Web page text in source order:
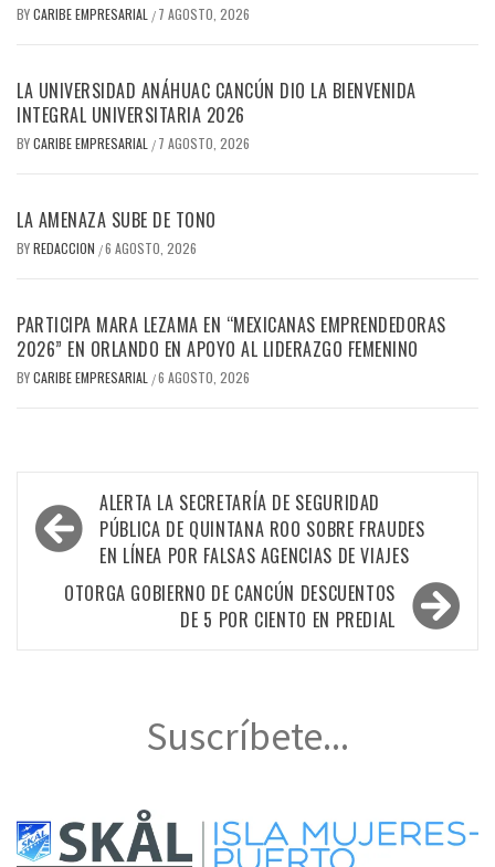
BYCARIBE EMPRESARIAL / 7 AGOSTO, 2026
LA UNIVERSIDAD ANÁHUAC CANCÚN DIO LA BIENVENIDA
INTEGRAL UNIVERSITARIA 2026
BYCARIBE EMPRESARIAL / 7 AGOSTO, 2026
LA AMENAZA SUBE DE TONO
BYREDACCION /6 AGOSTO, 2026
PARTICIPA MARA LEZAMA EN “MEXICANAS EMPRENDEDORAS
2026” EN ORLANDO EN APOYO AL LIDERAZGO FEMENINO
BYCARIBE EMPRESARIAL /6 AGOSTO, 2026
Navegación
de
entradas
ALERTA LA SECRETARÍA DE SEGURIDAD
PÚBLICA DE QUINTANA ROO SOBRE FRAUDES
EN LÍNEA POR FALSAS AGENCIAS DE VIAJES
OTORGA GOBIERNO DE CANCÚN DESCUENTOS
DE 5 POR CIENTO EN PREDIAL
Suscríbete...